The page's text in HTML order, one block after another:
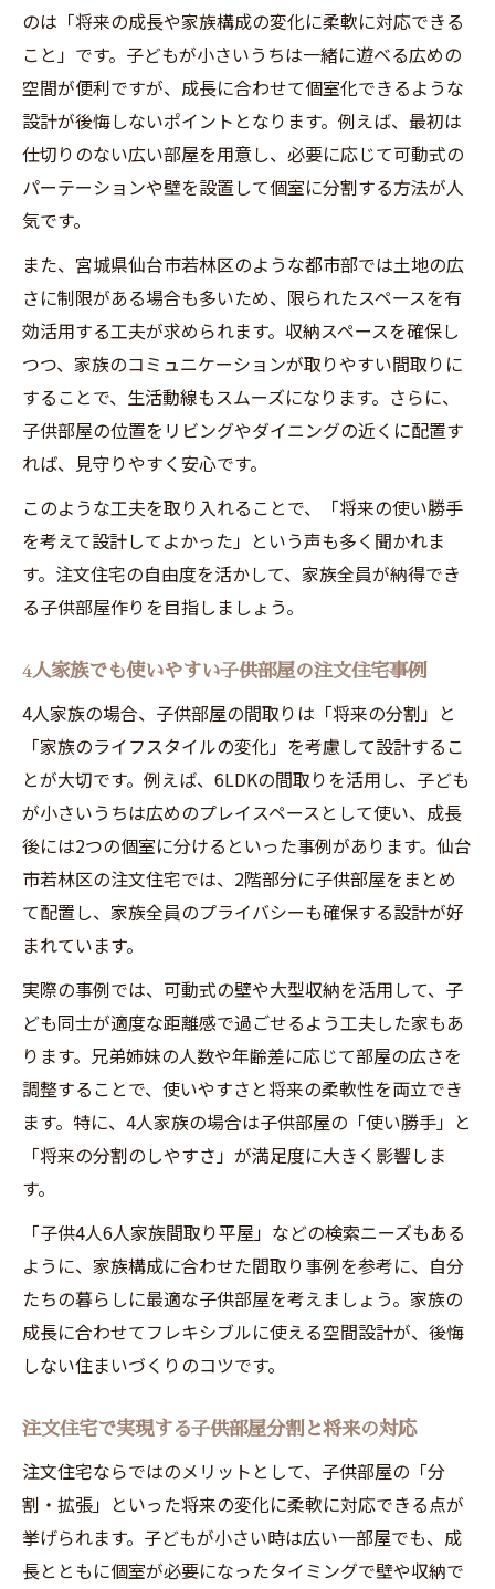
のは「将来の成長や家族構成の変化に柔軟に対応できる
こと」です。子どもが小さいうちは一緒に遊べる広めの
空間が便利ですが、成長に合わせて個室化できるような
設計が後悔しないポイントとなります。例えば、最初は
仕切りのない広い部屋を用意し、必要に応じて可動式の
パーテーションや壁を設置して個室に分割する方法が人
気です。
また、宮城県仙台市若林区のような都市部では土地の広
さに制限がある場合も多いため、限られたスペースを有
効活用する工夫が求められます。収納スペースを確保し
つつ、家族のコミュニケーションが取りやすい間取りに
することで、生活動線もスムーズになります。さらに、
子供部屋の位置をリビングやダイニングの近くに配置す
れば、見守りやすく安心です。
このような工夫を取り入れることで、「将来の使い勝手
を考えて設計してよかった」という声も多く聞かれま
す。注文住宅の自由度を活かして、家族全員が納得でき
る子供部屋作りを目指しましょう。
4人家族でも使いやすい子供部屋の注文住宅事例
4人家族の場合、子供部屋の間取りは「将来の分割」と
「家族のライフスタイルの変化」を考慮して設計するこ
とが大切です。例えば、6LDKの間取りを活用し、子ども
が小さいうちは広めのプレイスペースとして使い、成長
後には2つの個室に分けるといった事例があります。仙台
市若林区の注文住宅では、2階部分に子供部屋をまとめ
て配置し、家族全員のプライバシーも確保する設計が好
まれています。
実際の事例では、可動式の壁や大型収納を活用して、子
ども同士が適度な距離感で過ごせるよう工夫した家もあ
ります。兄弟姉妹の人数や年齢差に応じて部屋の広さを
調整することで、使いやすさと将来の柔軟性を両立でき
ます。特に、4人家族の場合は子供部屋の「使い勝手」と
「将来の分割のしやすさ」が満足度に大きく影響しま
す。
「子供4人6人家族間取り平屋」などの検索ニーズもある
ように、家族構成に合わせた間取り事例を参考に、自分
たちの暮らしに最適な子供部屋を考えましょう。家族の
成長に合わせてフレキシブルに使える空間設計が、後悔
しない住まいづくりのコツです。
注文住宅で実現する子供部屋分割と将来の対応
注文住宅ならではのメリットとして、子供部屋の「分
割・拡張」といった将来の変化に柔軟に対応できる点が
挙げられます。子どもが小さい時は広い一部屋でも、成
長とともに個室が必要になったタイミングで壁や収納で